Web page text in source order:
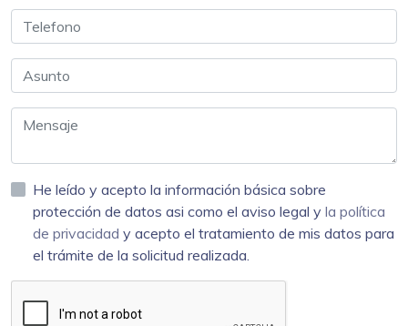
He leído y acepto la información básica sobre
protección de datos asi como el aviso legal y la política
de privacidad y acepto el tratamiento de mis datos para
el trámite de la solicitud realizada.